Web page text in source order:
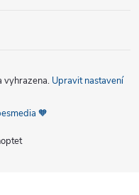
vyhrazena. Upravit nastavení
🧡